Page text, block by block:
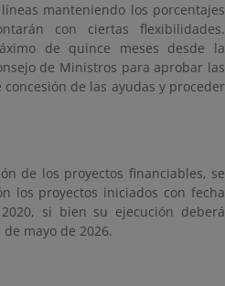
manteniendo los porcentajes
con ciertas flexibilidades.
de quince meses desde la
de Ministros para aprobar las
de las ayudas y proceder
de los proyectos financiables, se
los proyectos iniciados con fecha
si bien su ejecución deberá
mayo de 2026.